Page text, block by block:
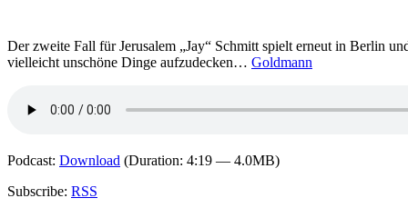
Der zweite Fall für Jerusalem „Jay“ Schmitt spielt erneut in Berlin
vielleicht unschöne Dinge aufzudecken… Goldmann
Podcast: Download (Duration: 4:19 — 4.0MB)
Subscribe: RSS